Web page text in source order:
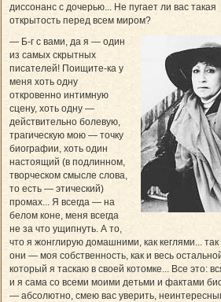
диссонанс с дочерью... Не пугает ли вас такая
открытость перед всем миром?
— Б-г с вами, да я — один
из самых скрытных
писателей! Поищите-ка у
меня хоть одну
откровенно интимную
сцену, хоть одну —
действительно болевую,
трагическую мою — точку
биографии, хоть один
настоящий (в подлинном,
творческом смысле слова,
то есть — этический)
промах... Я всегда — на
белом коне, меня всегда
не за что ущипнуть. А то,
что я жонглирую домашними, как кеглями... так
они — моя собственность, как и весь
который я таскаю в своей котомке... Все это:
и я сама со всеми моими детьми и фактами
— абсолютно, смею вас уверить,